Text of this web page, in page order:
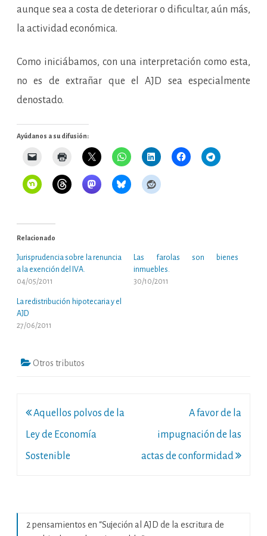
aunque sea a costa de deteriorar o dificultar, aún más,
la actividad económica.
Como iniciábamos, con una interpretación como esta,
no es de extrañar que el AJD sea especialmente
denostado.
Ayúdanos a su difusión:
Relacionado
Jurisprudencia sobre la renuncia
a la exención del IVA.
04/05/2011
Las farolas son bienes
inmuebles.
30/10/2011
La redistribución hipotecaria y el
AJD
27/06/2011
Otros tributos
Navegación
de
entradas
Aquellos polvos de la
Ley de Economía
Sostenible
A favor de la
impugnación de las
actas de conformidad
2 pensamientos en “Sujeción al AJD de la escritura de